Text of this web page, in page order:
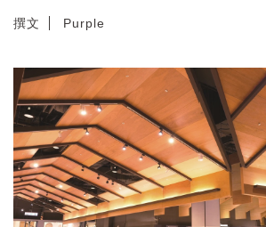
撰文 Purple